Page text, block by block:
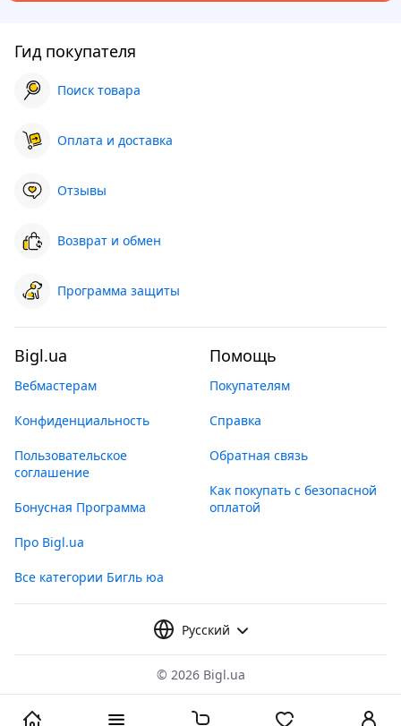
Гид покупателя
Поиск товара
Оплата и доставка
Отзывы
Возврат и обмен
Программа защиты
Bigl.ua
Вебмастерам
Конфиденциальность
Пользовательское
соглашение
Бонусная Программа
Про Bigl.ua
Все категории Бигль юа
Помощь
Покупателям
Справка
Обратная связь
Как покупать с безопасной
оплатой
Русский
© 2026 Bigl.ua